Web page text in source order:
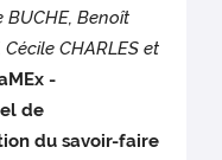
BUCHE, Benoît
Cécile CHARLES et
-
de
du savoir-faire